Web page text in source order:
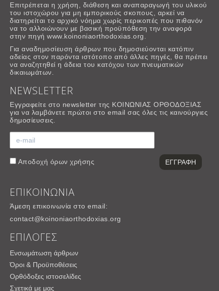
Επιτρέπεται η χρήση, διάθεση και αναπαραγωγή του υλικού
του ιστοχώρου για μη εμπορικούς σκοπους, αρκεί να
διατηρείται το αρχικό νόημα χωρίς περικοπές που πιθανόν
να το αλλοιώνουν με βασική προϋπόθεση την αναφορά
στην πηγή www.koinoniaorthodoxias.org.
Για αναδημοσίευση άρθρων που δημοσιεύονται κατόπιν
αδείας στον παρόντα ιστότοπο από άλλες πηγές, θα πρέπει
να αναζητηθεί η άδεια του κατόχου των πνευματικών
δικαιωμάτων.
NEWSLETTER
Εγγραφείτε στο newsletter της ΚΟΙΝΩΝΙΑΣ ΟΡΘΟΔΟΞΙΑΣ
για να λαμβάνετε πρώτοι στο email σας όλες τις καινούργιες
δημοσίευσεις.
Αποδοχή όρων χρήσης
ΕΠΙΚΟΙΝΩΝΙΑ
Άμεση επικοινωνία στο email:
contact@koinoniaorthodoxias.org
ΕΠΙΛΟΓΕΣ
Ενσωμάτωση άρθρων
Όροι & Προϋποθέσεις
Ορθόδοξες ιστοσελίδες
Σχετικά με μας